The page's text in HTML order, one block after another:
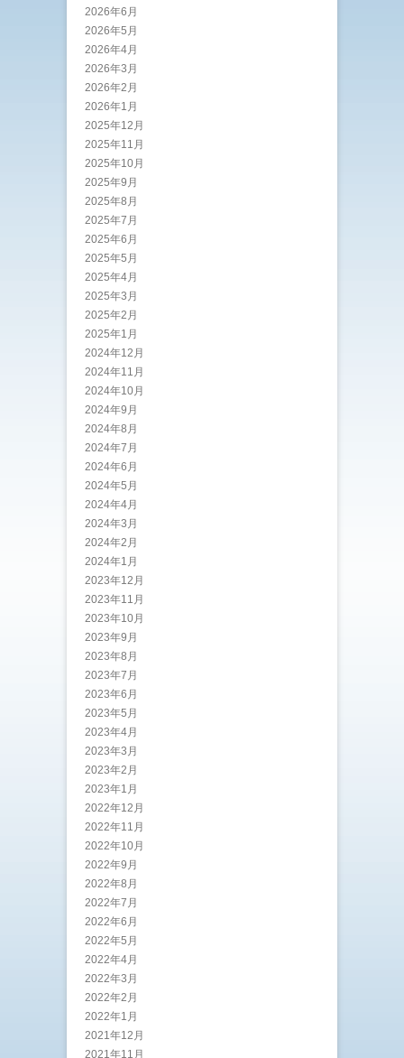
2026年6月
2026年5月
2026年4月
2026年3月
2026年2月
2026年1月
2025年12月
2025年11月
2025年10月
2025年9月
2025年8月
2025年7月
2025年6月
2025年5月
2025年4月
2025年3月
2025年2月
2025年1月
2024年12月
2024年11月
2024年10月
2024年9月
2024年8月
2024年7月
2024年6月
2024年5月
2024年4月
2024年3月
2024年2月
2024年1月
2023年12月
2023年11月
2023年10月
2023年9月
2023年8月
2023年7月
2023年6月
2023年5月
2023年4月
2023年3月
2023年2月
2023年1月
2022年12月
2022年11月
2022年10月
2022年9月
2022年8月
2022年7月
2022年6月
2022年5月
2022年4月
2022年3月
2022年2月
2022年1月
2021年12月
2021年11月